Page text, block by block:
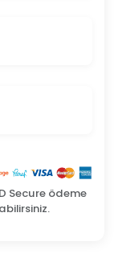
Secure ödeme